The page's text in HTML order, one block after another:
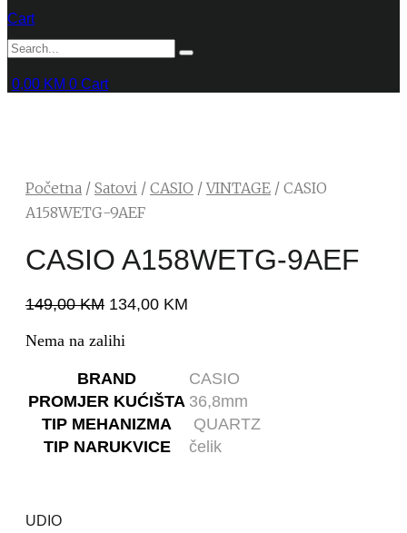
Cart
0,00 KM 0 Cart
Početna / Satovi / CASIO /VINTAGE / CASIO
A158WETG-9AEF
CASIO A158WETG-9AEF
149,00KM 134,00 KM
Nema na zalihi
BRAND
CASIO
PROMJER KUĆIŠTA 36,8mm
TIP MEHANIZMA
QUARTZ
TIP NARUKVICE
čelik
UDIO